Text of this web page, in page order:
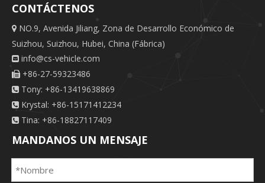
CONTÁCTENOS
 NO.9, Avenida Jiliang, Zona de Desarrollo Económico de
Suizhou, Suizhou, Hubei, China (Fábrica)
 info@cs-vehicle.com
 +86-27-59323486
 Tony: +86-13419638869
 Krystal: +86-15171412234
 Tina: +86-18827117409
MANDANOS UN MENSAJE